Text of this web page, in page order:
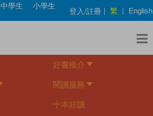
中學生
小學生
登入/註冊 | 繁 | English
好書推介
閱讀服務
十本好讀